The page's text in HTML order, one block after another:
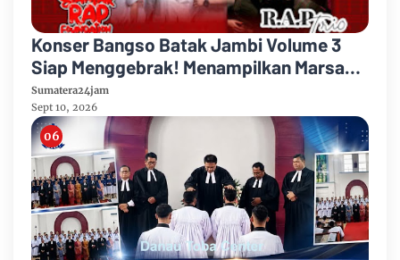
Konser Bangso Batak Jambi Volume 3
Siap Menggebrak! Menampilkan Marsada
Band, Siantar Rap Foundation, Rap Trio
Sumatera24jam
Sept 10, 2026